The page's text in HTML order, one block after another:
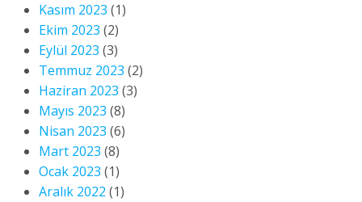
Kasım 2023 (1)
Ekim 2023 (2)
Eylül 2023 (3)
Temmuz 2023 (2)
Haziran 2023 (3)
Mayıs 2023 (8)
Nisan 2023 (6)
Mart 2023 (8)
Ocak 2023 (1)
Aralık 2022 (1)